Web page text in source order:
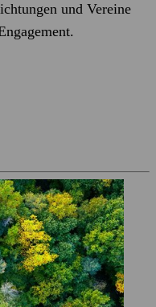
und Vereine